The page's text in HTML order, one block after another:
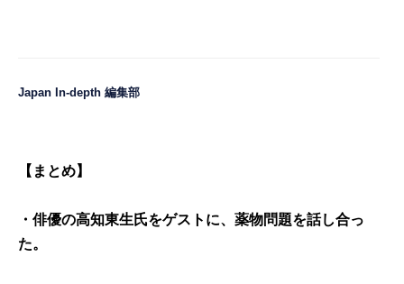
Japan In-depth 編集部
【まとめ】
・俳優の高知東生氏をゲストに、薬物問題を話し合っ
た。